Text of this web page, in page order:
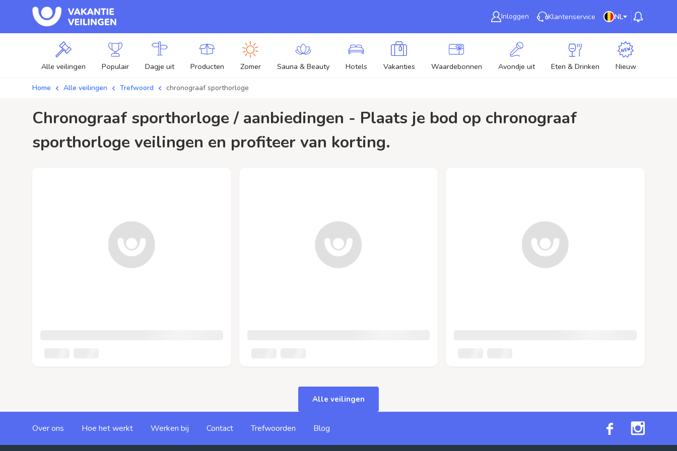
Inloggen Klantenservice NL
Alle veilingen Populair Dagje uit Producten Zomer Sauna & Beauty Hotels Vakanties Waardebonnen Avondje uit Eten & Drinken Nieuw
Home Alle veilingen Trefwoord chronograaf sporthorloge
chronograaf sporthorloge / aanbiedingen - Plaats je bod op chronograaf
sporthorloge veilingen en profiteer van korting.
Alle veilingen
Over ons Hoe het werkt Werken bij Contact Trefwoorden Blog